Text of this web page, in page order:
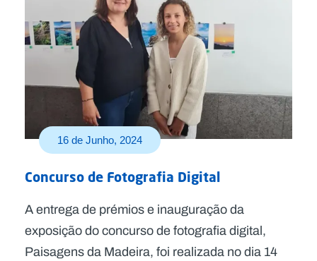
16 de Junho, 2024
Concurso de Fotografia Digital
A entrega de prémios e inauguração da
exposição do concurso de fotografia digital,
Paisagens da Madeira, foi realizada no dia 14